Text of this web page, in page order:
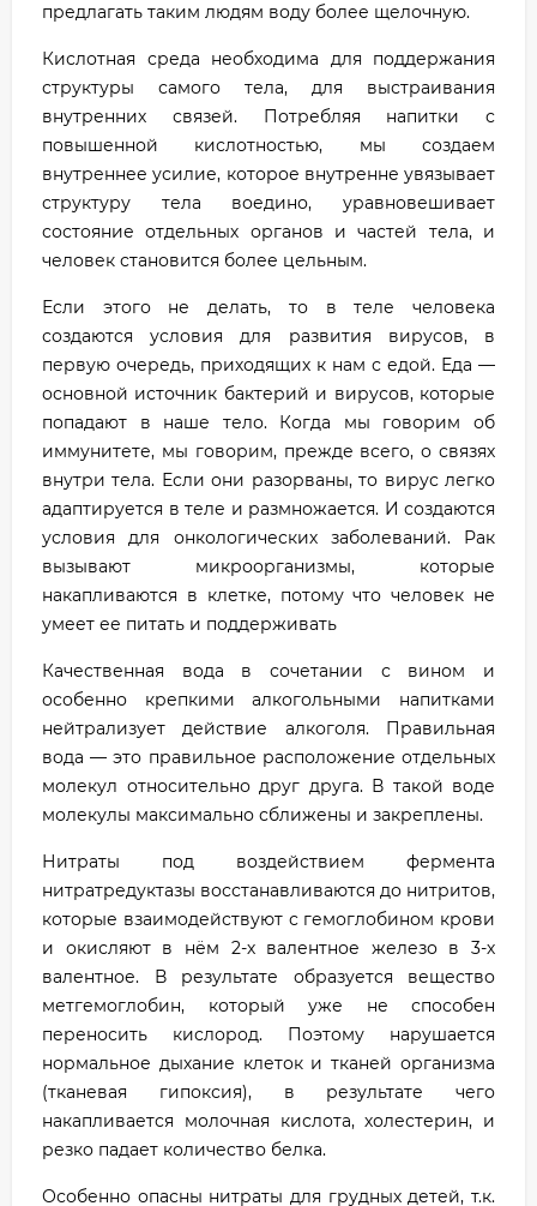
предлагать таким людям воду более щелочную.
Кислотная среда необходима для поддержания
структуры самого тела, для выстраивания
внутренних связей. Потребляя напитки с
повышенной кислотностью, мы создаем
внутреннее усилие, которое внутренне увязывает
структуру тела воедино, уравновешивает
состояние отдельных органов и частей тела, и
человек становится более цельным.
Если этого не делать, то в теле человека
создаются условия для развития вирусов, в
первую очередь, приходящих к нам с едой. Еда —
основной источник бактерий и вирусов, которые
попадают в наше тело. Когда мы говорим об
иммунитете, мы говорим, прежде всего, о связях
внутри тела. Если они разорваны, то вирус легко
адаптируется в теле и размножается. И создаются
условия для онкологических заболеваний. Рак
вызывают микроорганизмы, которые
накапливаются в клетке, потому что человек не
умеет ее питать и поддерживать
Качественная вода в сочетании с вином и
особенно крепкими алкогольными напитками
нейтрализует действие алкоголя. Правильная
вода — это правильное расположение отдельных
молекул относительно друг друга. В такой воде
молекулы максимально сближены и закреплены.
Нитраты под воздействием фермента
нитратредуктазы восстанавливаются до нитритов,
которые взаимодействуют с гемоглобином крови
и окисляют в нём 2-х валентное железо в 3-х
валентное. В результате образуется вещество
метгемоглобин, который уже не способен
переносить кислород. Поэтому нарушается
нормальное дыхание клеток и тканей организма
(тканевая гипоксия), в результате чего
накапливается молочная кислота, холестерин, и
резко падает количество белка.
Особенно опасны нитраты для грудных детей, т.к.